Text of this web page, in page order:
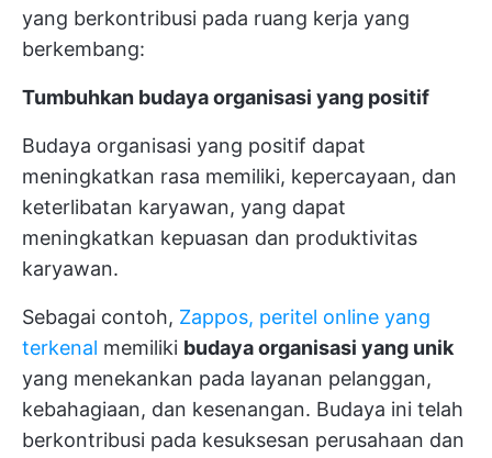
yang berkontribusi pada ruang kerja yang
berkembang:
Tumbuhkan budaya organisasi yang positif
Budaya organisasi yang positif dapat
meningkatkan rasa memiliki, kepercayaan, dan
keterlibatan karyawan, yang dapat
meningkatkan kepuasan dan produktivitas
karyawan.
Sebagai contoh, Zappos, peritel online yang
terkenal memiliki budaya organisasi yang unik
yang menekankan pada layanan pelanggan,
kebahagiaan, dan kesenangan. Budaya ini telah
berkontribusi pada kesuksesan perusahaan dan